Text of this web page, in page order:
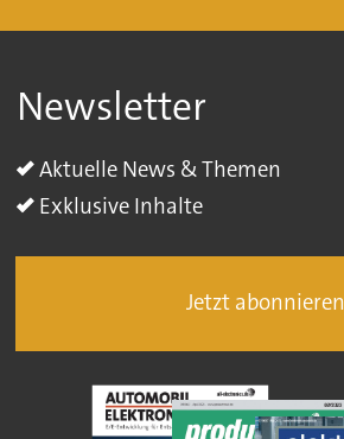
Newsletter
Aktuelle News & Themen
Exklusive Inhalte
Jetzt abonnieren